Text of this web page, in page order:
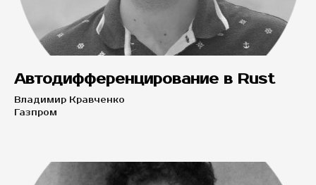
Автодифференцирование в Rust
Владимир Кравченко
Газпром